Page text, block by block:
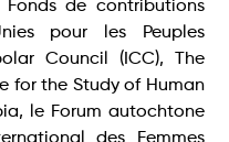
Fonds de contributions
pour les Peuples
Council (ICC), The
for the Study of Human
le Forum autochtone
des Femmes